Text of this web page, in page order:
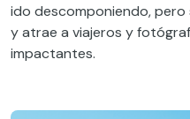
ido descomponiendo, pero
y atrae a viajeros y
impactantes.